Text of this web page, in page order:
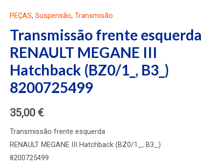
PEÇAS, Suspensão, Transmisão
Transmissão frente esquerda
RENAULT MEGANE III
Hatchback (BZ0/1_, B3_)
8200725499
35,00 €
Transmissão frente esquerda
RENAULT MEGANE III Hatchback (BZ0/1_, B3_)
8200725499